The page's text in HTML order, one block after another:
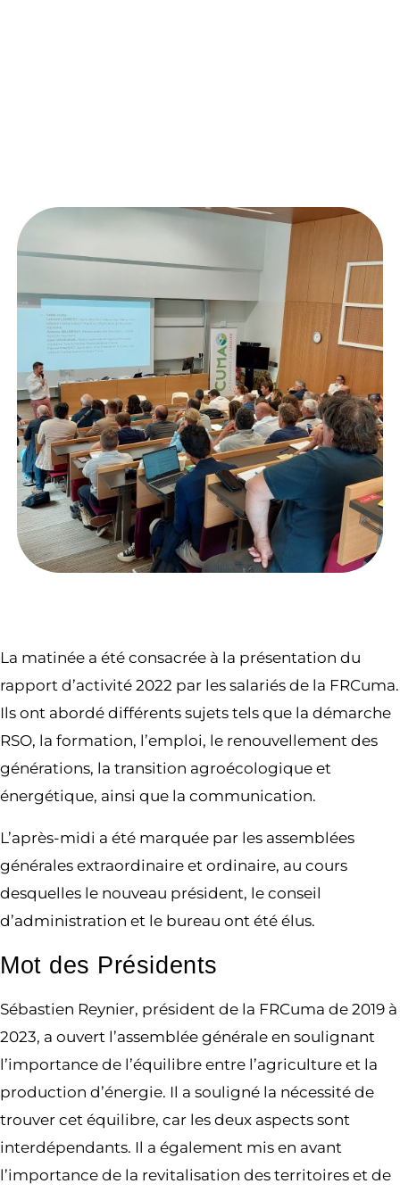
La matinée a été consacrée à la présentation du
rapport d’activité 2022 par les salariés de la FRCuma.
Ils ont abordé différents sujets tels que la démarche
RSO, la formation, l’emploi, le renouvellement des
générations, la transition agroécologique et
énergétique, ainsi que la communication.
L’après-midi a été marquée par les assemblées
générales extraordinaire et ordinaire, au cours
desquelles le nouveau président, le conseil
d’administration et le bureau ont été élus.
Mot des Présidents
Sébastien Reynier, président de la FRCuma de 2019 à
2023, a ouvert l’assemblée générale en soulignant
l’importance de l’équilibre entre l’agriculture et la
production d’énergie. Il a souligné la nécessité de
trouver cet équilibre, car les deux aspects sont
interdépendants. Il a également mis en avant
l’importance de la revitalisation des territoires et de